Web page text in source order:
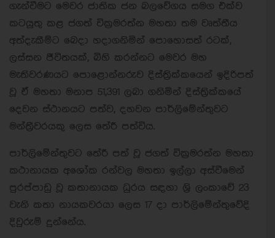
ගැන්වීමට මෙවර ජාතික ජන බලවේගය සමග එක්ව
කටයුතු කළ ජගත් වික්‍රමරත්න මහතා තම වෘත්තීය
අත්දැකීම්ට බෙදා හදාගනිමින් පොහොසත් රටක්,
ලස්සන ජීවිතයක්, බිහි කරන්නට මෙවර මහ
මැතිවරණයට පොළොන්නරුව දිස්ත්‍රික්කයෙන් ඉදිරිපත්
වූ ඒ මහතා මනාප 51,391 ලබා ගනිමින් දිස්ත්‍රික්කයේ
දෙවන ස්ථානයට පත්ව, දහවන පාර්ලිමේන්තුවට
මන්ත්‍රීවරයකු ලෙස තේරී පත්විය.
පාර්ලිමේන්තුවට තේරී පත් වූ ජගත් වික්‍රමරත්න මහතා
කථානායක අශෝක රන්වල මහතා ඉල්ලා අස්වීමෙන්
පුරප්පාඩු වූ කතානායක ධුරය සඳහා ශ්‍රි ලංකාවේ 23
වැනි කතා නායකවරයා ලෙස 17 දා පාර්ලිමේන්තුවේදි
දිවුරුම් දුන්නේය.